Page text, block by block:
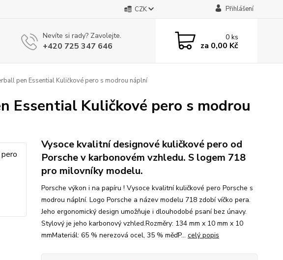
CZK Přihlášení
Nevíte si rady? Zavolejte.
+420 725 347 646
0ks
za 0,00 Kč
pen Essential Kuličkové pero s modrou náplní
Essential Kuličkové pero s modrou
Vysoce kvalitní designové kuličkové pero od
Porsche v karbonovém vzhledu. S logem 718
pro milovníky modelu.
Porsche výkon i na papíru ! Vysoce kvalitní kuličkové pero Porsche s
modrou náplní. Logo Porsche a název modelu 718 zdobí víčko pera.
Jeho ergonomický design umožňuje i dlouhodobé psaní bez únavy.
Stylový je jeho karbonový vzhled.Rozměry: 134 mm x 10 mm x 10
mmMateriál: 65 % nerezová ocel, 35 % měďP... celý popis